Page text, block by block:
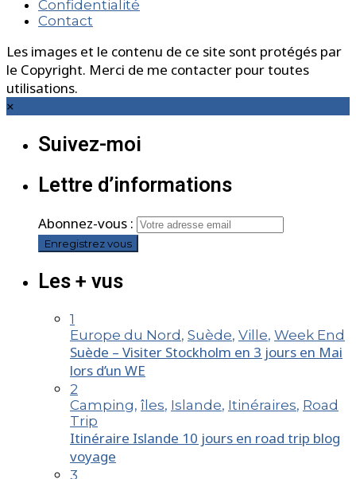
Confidentialité
Contact
Les images et le contenu de ce site sont protégés par
le Copyright. Merci de me contacter pour toutes
utilisations.
×
Suivez-moi
Lettre d’informations
Abonnez-vous :
Les + vus
1
Europe du Nord, Suède, Ville, Week End
Suède – Visiter Stockholm en 3 jours en Mai
lors d’un WE
2
Camping, îles, Islande, Itinéraires, Road
Trip
Itinéraire Islande 10 jours en road trip blog
voyage
3